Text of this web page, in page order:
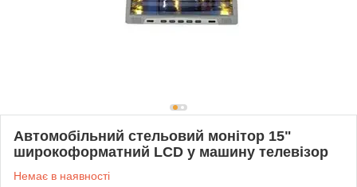
Автомобільний стельовий монітор 15"
широкоформатний LCD у машину телевізор
Немає в наявності